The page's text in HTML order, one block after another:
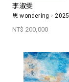
李淑雯
思 wondering，2025
NT$ 200,000